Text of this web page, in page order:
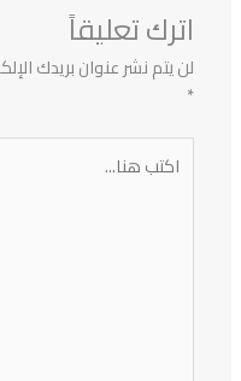
اترك تعليقاً
لن يتم نشر عنوان بريدك
*
اكتب
هنا...